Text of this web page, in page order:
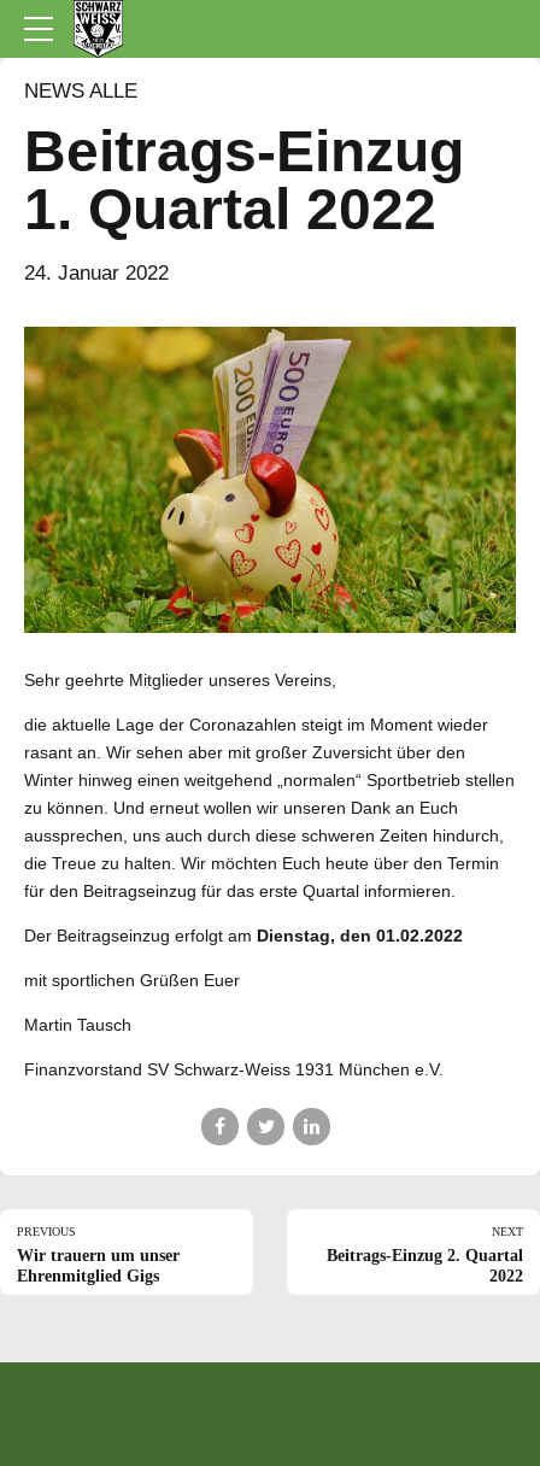
NEWS ALLE
Beitrags-Einzug
1. Quartal 2022
24. Januar 2022
Sehr geehrte Mitglieder unseres Vereins,
die aktuelle Lage der Coronazahlen steigt im Moment wieder
rasant an. Wir sehen aber mit großer Zuversicht über den
Winter hinweg einen weitgehend „normalen“ Sportbetrieb stellen
zu können. Und erneut wollen wir unseren Dank an Euch
aussprechen, uns auch durch diese schweren Zeiten hindurch,
die Treue zu halten. Wir möchten Euch heute über den Termin
für den Beitragseinzug für das erste Quartal informieren.
Der Beitragseinzug erfolgt am Dienstag, den 01.02.2022
mit sportlichen Grüßen Euer
Martin Tausch
Finanzvorstand SV Schwarz-Weiss 1931 München e.V.
PREVIOUS
Wir trauern um unser
Ehrenmitglied Gigs
NEXT
Beitrags-Einzug 2. Quartal
2022